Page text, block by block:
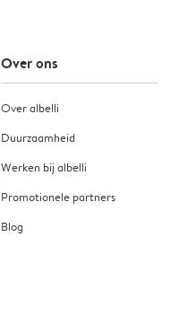
Over ons
Over albelli
Duurzaamheid
Werken bij albelli
Promotionele partners
Blog